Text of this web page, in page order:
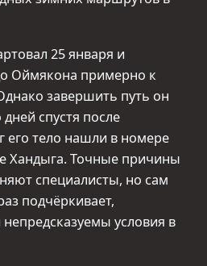
25 января и
Оймякона примерно к
завершить путь он
спустя после
его тело нашли в номере
Хандыга. Точные причины
специалисты, но сам
подчёркивает,
условия в